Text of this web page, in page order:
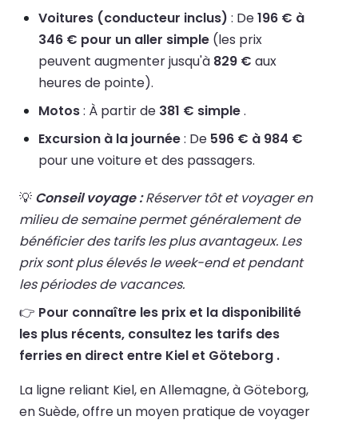
Voitures (conducteur inclus) : De196 € à
346 € pour un aller simple (les prix
peuvent augmenter jusqu'à 829 € aux
heures de pointe).
Motos: À partir de 381 € simple.
Excursion à la journée: De 596 € à 984 €
pour une voiture et des passagers.
💡 Conseil voyage :Réserver tôt et voyager en
milieu de semaine permet généralement de
bénéficier des tarifs les plus avantageux. Les
prix sont plus élevés le week-end et pendant
les périodes de vacances.
👉 Pour connaître les prix et la disponibilité
les plus récents, consultez les tarifs des
ferries en direct entre Kiel et Göteborg .
La ligne reliant Kiel, en Allemagne, à Göteborg,
en Suède, offre un moyen pratique de voyager